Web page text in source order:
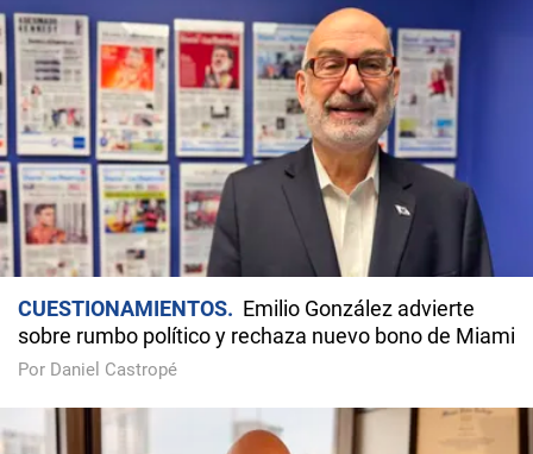
CUESTIONAMIENTOS
Emilio González advierte
sobre rumbo político y rechaza nuevo bono de Miami
Por Daniel Castropé